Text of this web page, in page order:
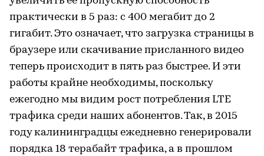
практически в 5 раз: с 400 мегабит до 2
гигабит. Это означает, что загрузка страницы в
браузере или скачивание присланного видео
теперь происходит в пять раз быстрее. И эти
работы крайне необходимы, поскольку
ежегодно мы видим рост потребления LTE
трафика среди наших абонентов. Так, в 2015
году калининградцы ежедневно генерировали
порядка 18 терабайт трафика, а в прошлом